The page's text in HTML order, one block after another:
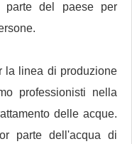
parte del paese per
la linea di produzione
professionisti nella
delle acque.
parte dell'acqua di